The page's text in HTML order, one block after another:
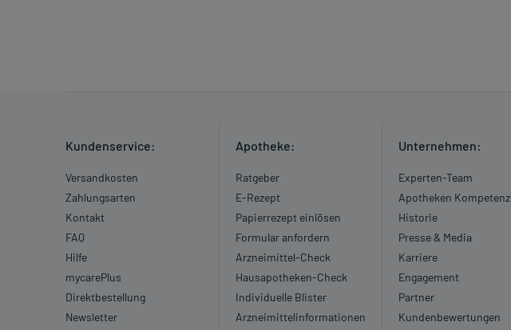
Kundenservice:
Versandkosten
Zahlungsarten
Kontakt
FAQ
Hilfe
mycarePlus
Direktbestellung
Newsletter
Apotheke:
Ratgeber
E-Rezept
Papierrezept einlösen
Formular anfordern
Arzneimittel-Check
Hausapotheken-Check
Individuelle Blister
Arzneimittelinformationen
Unternehmen:
Experten-Team
Apotheken Kompetenz
Historie
Presse & Media
Karriere
Engagement
Partner
Kundenbewertungen